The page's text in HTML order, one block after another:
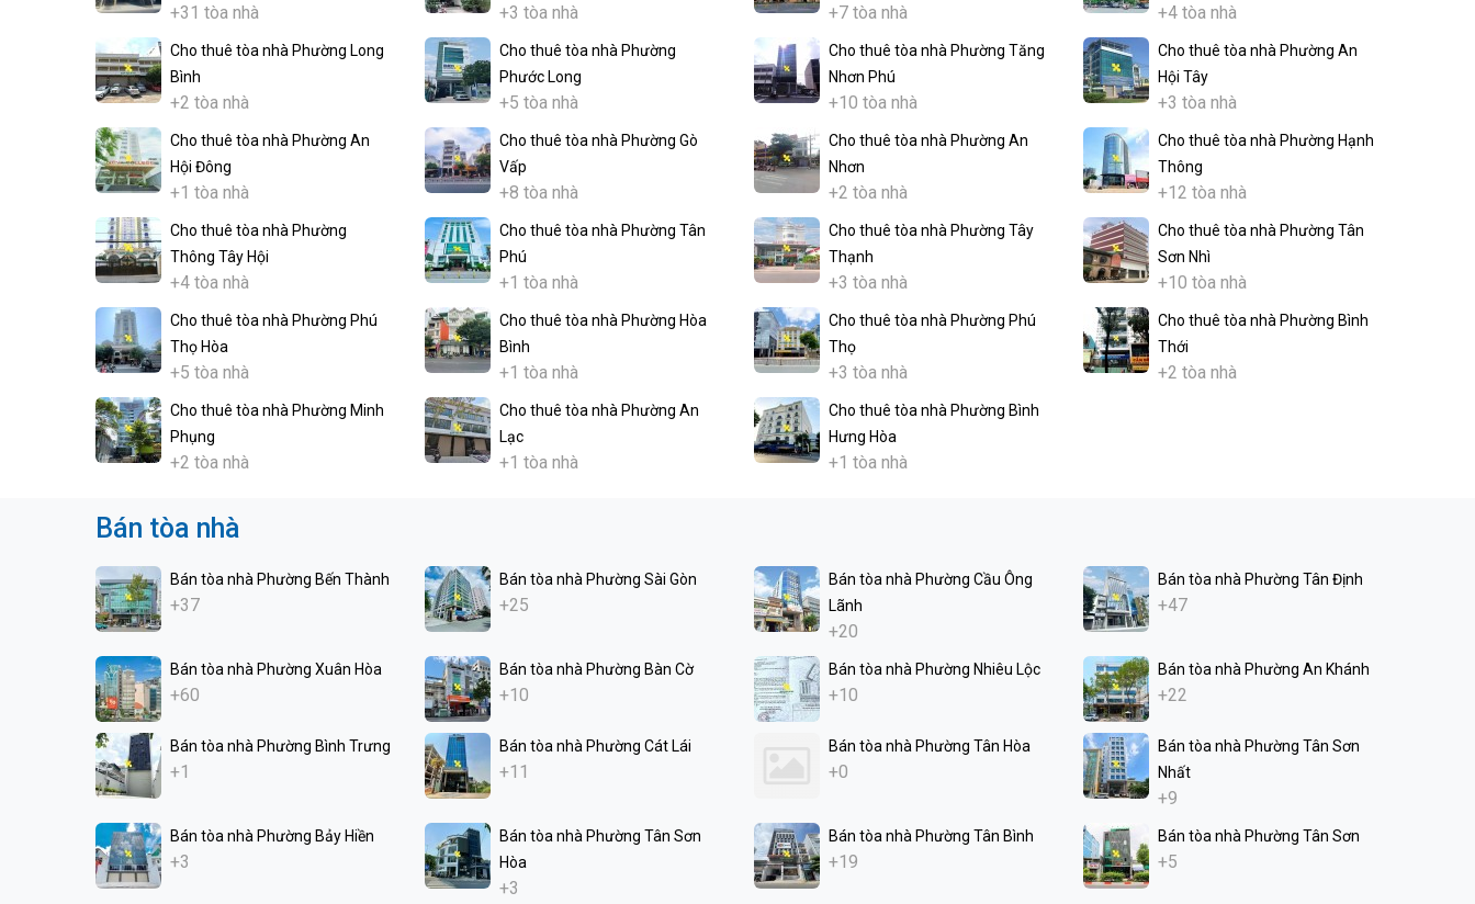
+31 tòa nhà +3 tòa nhà +7 tòa nhà +4 tòa nhà
Cho thuê tòa nhà Phường Long
Bình
+2 tòa nhà
Cho thuê tòa nhà Phường
Phước Long
+5 tòa nhà
Cho thuê tòa nhà Phường Tăng
Nhơn Phú
+10 tòa nhà
Cho thuê tòa nhà Phường An
Hội Tây
+3 tòa nhà
Cho thuê tòa nhà Phường An
Hội Đông
+1 tòa nhà
Cho thuê tòa nhà Phường Gò
Vấp
+8 tòa nhà
Cho thuê tòa nhà Phường An
Nhơn
+2 tòa nhà
Cho thuê tòa nhà Phường Hạnh
Thông
+12 tòa nhà
Cho thuê tòa nhà Phường
Thông Tây Hội
+4 tòa nhà
Cho thuê tòa nhà Phường Tân
Phú
+1 tòa nhà
Cho thuê tòa nhà Phường Tây
Thạnh
+3 tòa nhà
Cho thuê tòa nhà Phường Tân
Sơn Nhì
+10 tòa nhà
Cho thuê tòa nhà Phường Phú
Thọ Hòa
+5 tòa nhà
Cho thuê tòa nhà Phường Hòa
Bình
+1 tòa nhà
Cho thuê tòa nhà Phường Phú
Thọ
+3 tòa nhà
Cho thuê tòa nhà Phường Bình
Thới
+2 tòa nhà
Cho thuê tòa nhà Phường Minh
Phụng
+2 tòa nhà
Cho thuê tòa nhà Phường An
Lạc
+1 tòa nhà
Cho thuê tòa nhà Phường Bình
Hưng Hòa
+1 tòa nhà
Bán tòa nhà
Bán tòa nhà Phường Bến Thành
+37
Bán tòa nhà Phường Sài Gòn
+25
Bán tòa nhà Phường Cầu Ông
Lãnh
+20
Bán tòa nhà Phường Tân Định
+47
Bán tòa nhà Phường Xuân Hòa
+60
Bán tòa nhà Phường Bàn Cờ
+10
Bán tòa nhà Phường Nhiêu Lộc
+10
Bán tòa nhà Phường An Khánh
+22
Bán tòa nhà Phường Bình Trưng
+1
Bán tòa nhà Phường Cát Lái
+11
Bán tòa nhà Phường Tân Hòa
+0
Bán tòa nhà Phường Tân Sơn
Nhất
+9
Bán tòa nhà Phường Bảy Hiền
+3
Bán tòa nhà Phường Tân Sơn
Hòa
+3
Bán tòa nhà Phường Tân Bình
+19
Bán tòa nhà Phường Tân Sơn
+5